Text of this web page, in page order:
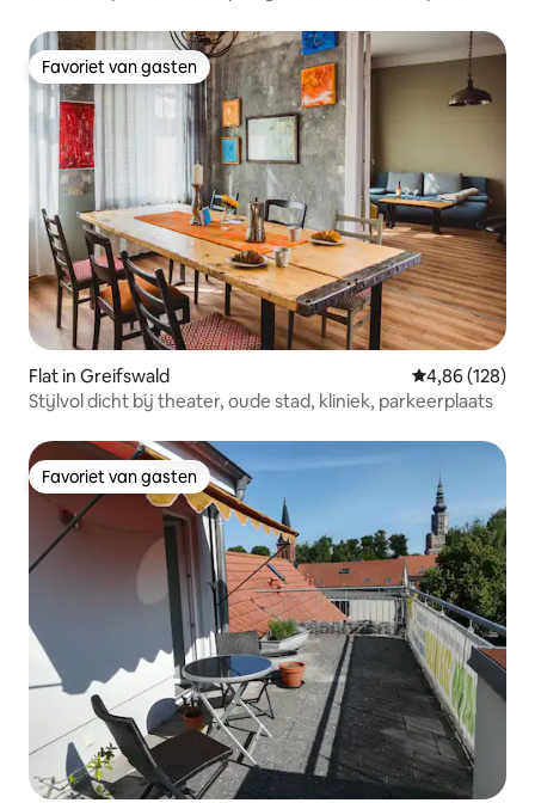
Favoriet van gasten
Favoriet van gasten
Flat in Greifswald Gemiddelde
4,86 (128)
Stijlvol dicht bij theater, oude stad, kliniek, parkeerplaats
Favoriet van gasten
Favoriet van gasten